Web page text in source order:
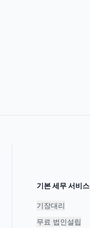
기본 세무 서비스
기장대리
무료 법인설립